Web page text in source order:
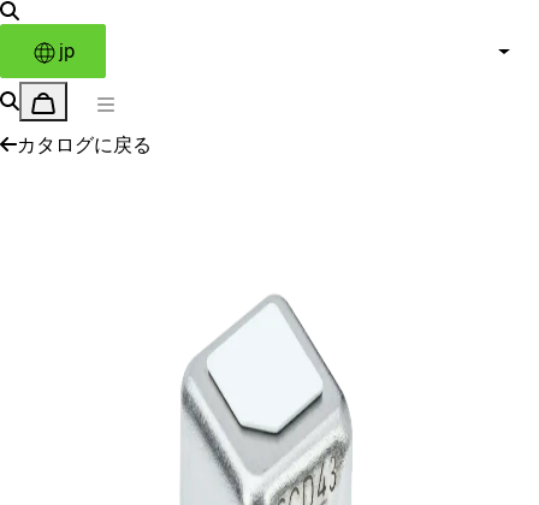
jp
カタログに戻る